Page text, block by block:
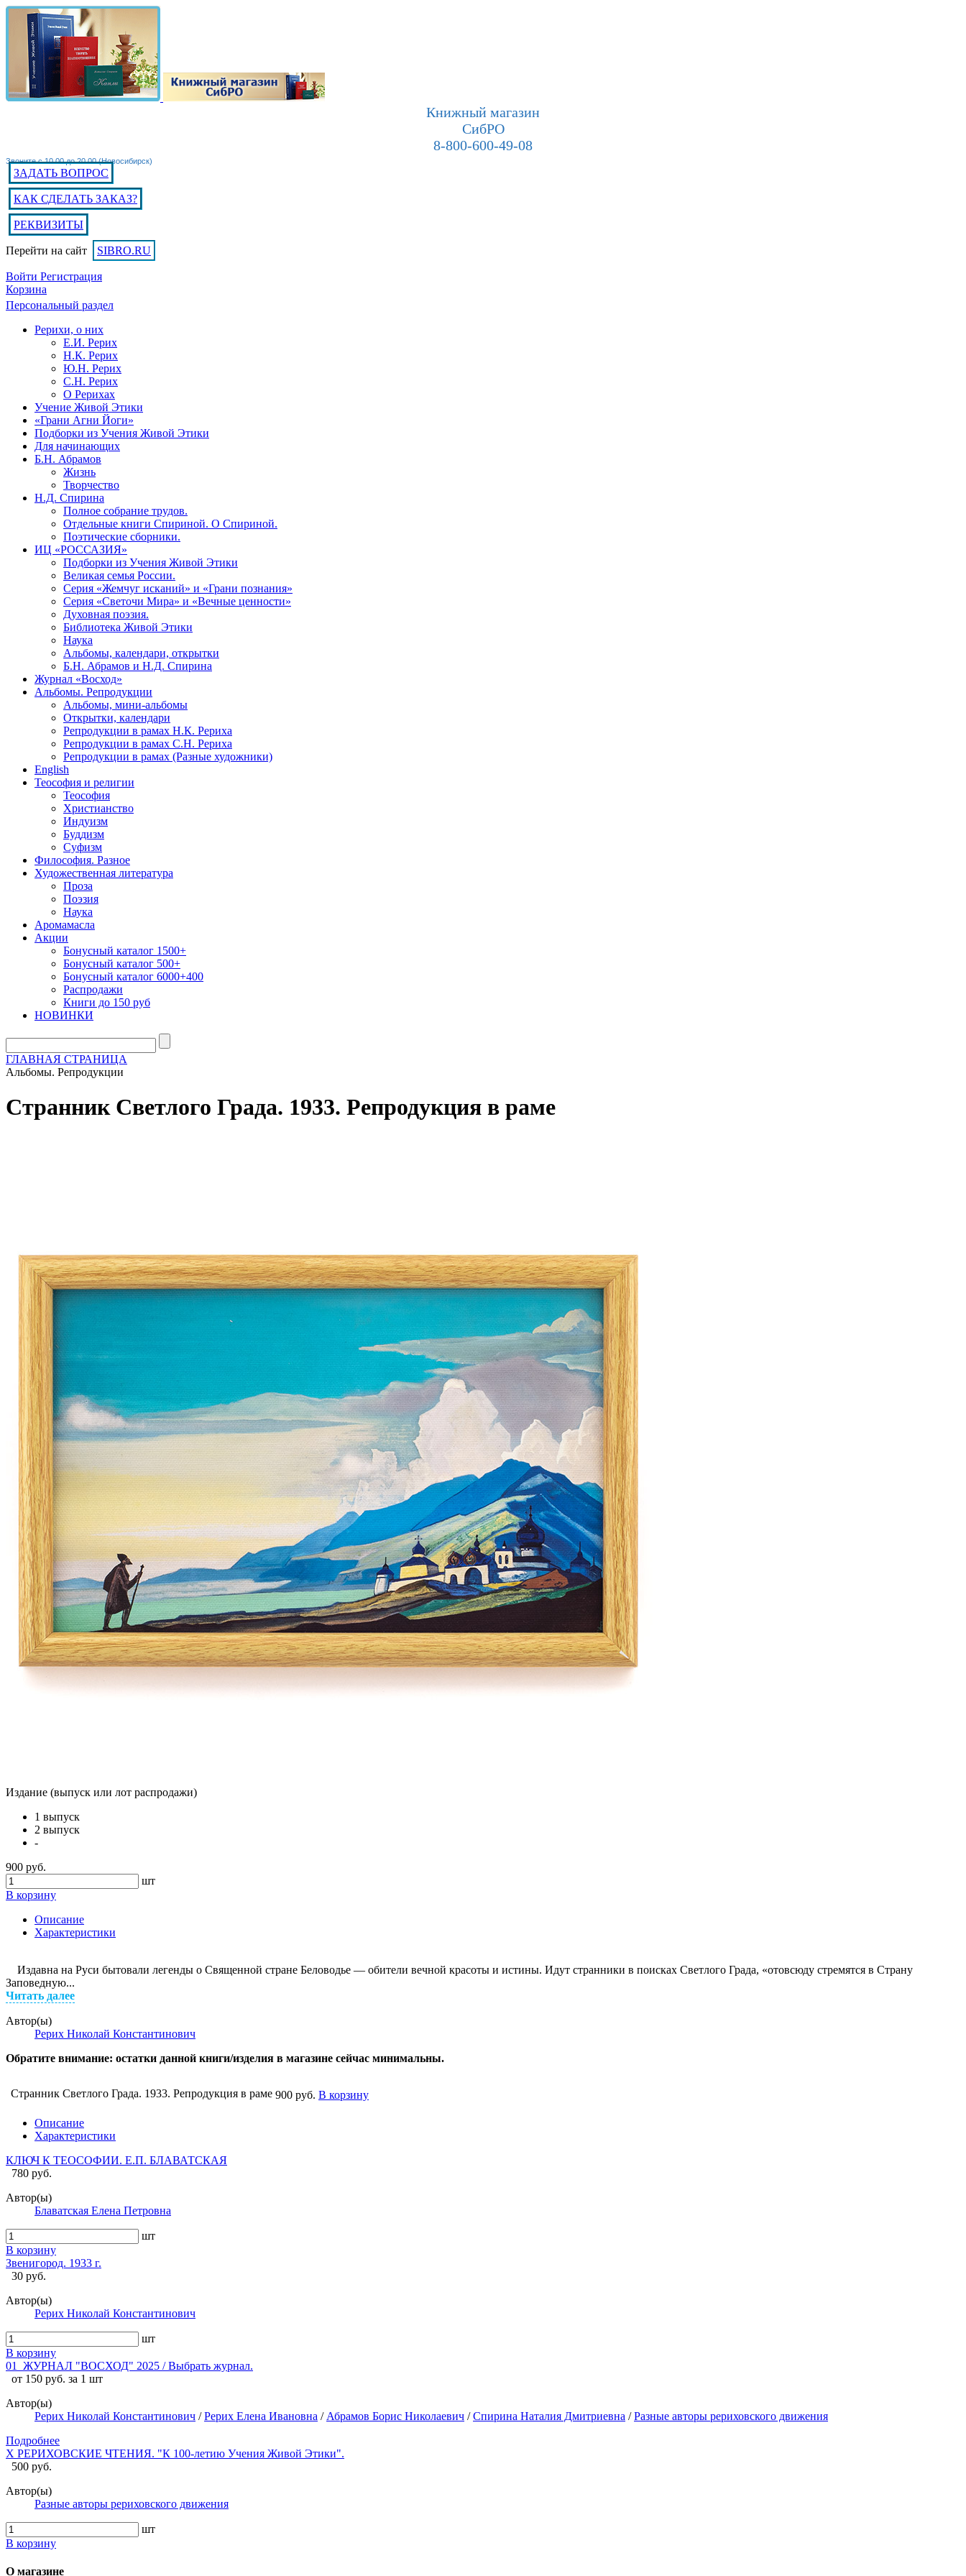
Книжный магазин
СибРО
8-800-600-49-08
Звоните с 10.00 до 20.00 (Новосибирск)
ЗАДАТЬ ВОПРОС
КАК СДЕЛАТЬ ЗАКАЗ?
РЕКВИЗИТЫ
Перейти на сайт SIBRO.RU
Войти Регистрация
Корзина
Персональный раздел
Рерихи, о них
Е.И. Рерих
Н.К. Рерих
Ю.Н. Рерих
С.Н. Рерих
О Рерихах
Учение Живой Этики
«Грани Агни Йоги»
Подборки из Учения Живой Этики
Для начинающих
Б.Н. Абрамов
Жизнь
Творчество
Н.Д. Спирина
Полное собрание трудов.
Отдельные книги Спириной. О Спириной.
Поэтические сборники.
ИЦ «РОССАЗИЯ»
Подборки из Учения Живой Этики
Великая семья России.
Серия «Жемчуг исканий» и «Грани познания»
Серия «Светочи Мира» и «Вечные ценности»
Духовная поэзия.
Библиотека Живой Этики
Наука
Альбомы, календари, открытки
Б.Н. Абрамов и Н.Д. Спирина
Журнал «Восход»
Альбомы. Репродукции
Альбомы, мини-альбомы
Открытки, календари
Репродукции в рамах Н.К. Рериха
Репродукции в рамах С.Н. Рериха
Репродукции в рамах (Разные художники)
English
Теософия и религии
Теософия
Христианство
Индуизм
Буддизм
Суфизм
Философия. Разное
Художественная литература
Проза
Поэзия
Наука
Аромамасла
Акции
Бонусный каталог 1500+
Бонусный каталог 500+
Бонусный каталог 6000+400
Распродажи
Книги до 150 руб
НОВИНКИ
ГЛАВНАЯ СТРАНИЦА
Альбомы. Репродукции
Странник Светлого Града. 1933. Репродукция в раме
Издание (выпуск или лот распродажи)
1 выпуск
2 выпуск
-
900 руб.
шт
В корзину
Описание
Характеристики
Издавна на Руси бытовали легенды о Священной стране Беловодье — обители вечной красоты и истины. Идут странники в поисках Светлого Града, «отовсюду стремятся в Страну
Заповедную...
Читать далее
Автор(ы)
Рерих Николай Константинович
Обратите внимание: остатки данной книги/изделия в магазине сейчас минимальны.
Странник Светлого Града. 1933. Репродукция в раме 900 руб. В корзину
Описание
Характеристики
КЛЮЧ К ТЕОСОФИИ. Е.П. БЛАВАТСКАЯ
780 руб.
Автор(ы)
Блаватская Елена Петровна
шт
В корзину
Звенигород. 1933 г.
30 руб.
Автор(ы)
Рерих Николай Константинович
шт
В корзину
01_ЖУРНАЛ "ВОСХОД" 2025 / Выбрать журнал.
от 150 руб. за 1 шт
Автор(ы)
Рерих Николай Константинович /Рерих Елена Ивановна / Абрамов Борис Николаевич /Спирина Наталия Дмитриевна /Разные авторы рериховского движения
Подробнее
X РЕРИХОВСКИЕ ЧТЕНИЯ. "К 100-летию Учения Живой Этики".
500 руб.
Автор(ы)
Разные авторы рериховского движения
шт
В корзину
О магазине